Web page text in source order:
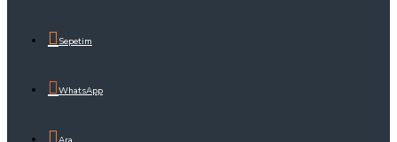
Sepetim
WhatsApp